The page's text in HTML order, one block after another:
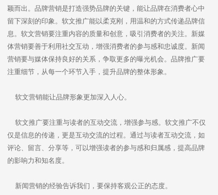
颖而出。品牌营销是打造强势品牌的关键，能让品牌在消费者心中
留下深刻的印象。软文推广能以柔克刚，用温和的方式传递品牌信
息。软文营销要注重内容的质量和创意，吸引消费者的关注。新媒
体营销要善于利用社交互动，增强消费者的参与感和忠诚度。新闻
营销要与媒体保持良好的关系，争取更多的曝光机会。品牌推广要
注重细节，从每一个环节入手，提升品牌的整体形象。
软文营销能让品牌形象更加深入人心。
软文推广要注重与读者的互动交流，增强参与感。软文推广不仅
仅是信息的传递，更是互动交流的过程。通过与读者互动交流，如
评论、留言、分享等，可以增强读者的参与感和归属感，提高品牌
的影响力和知名度。
新闻营销的经验告诉我们，要保持客观公正的态度。